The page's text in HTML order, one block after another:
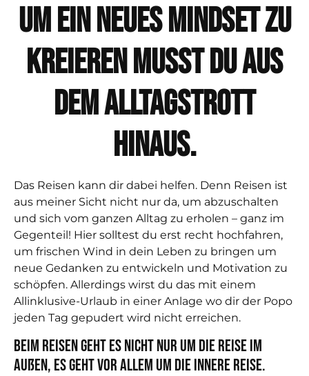
Um ein Neues Mindset zu
kreieren musst du aus
dem Alltagstrott
hinaus.
Das Reisen kann dir dabei helfen. Denn Reisen ist
aus meiner Sicht nicht nur da, um abzuschalten
und sich vom ganzen Alltag zu erholen – ganz im
Gegenteil! Hier solltest du erst recht hochfahren,
um frischen Wind in dein Leben zu bringen um
neue Gedanken zu entwickeln und Motivation zu
schöpfen. Allerdings wirst du das mit einem
Allinklusive-Urlaub in einer Anlage wo dir der Popo
jeden Tag gepudert wird nicht erreichen.
Beim Reisen geht es nicht nur um die Reise im
Außen, es geht vor allem um die innere Reise.